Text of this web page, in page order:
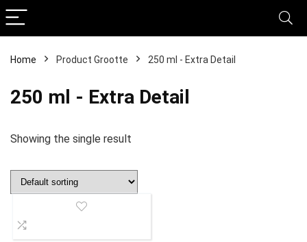
Home Product Grootte ‎250 ml - Extra Detail
‎250 ml - Extra Detail
Showing the single result